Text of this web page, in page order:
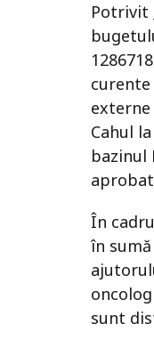
Potrivit
Cahul
bazinul
În
în
sunt